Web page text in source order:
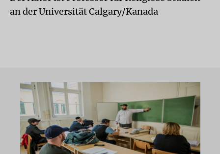
an der Universität Calgary/Kanada